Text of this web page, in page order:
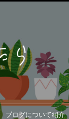
ブログについて紹介